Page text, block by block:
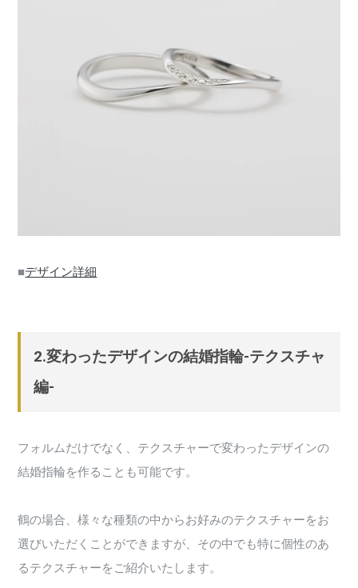
■デザイン詳細
2.変わったデザインの結婚指輪-テクスチャ
編-
フォルムだけでなく、テクスチャーで変わったデザインの
結婚指輪を作ることも可能です。
鶴の場合、様々な種類の中からお好みのテクスチャーをお
選びいただくことができますが、その中でも特に個性のあ
るテクスチャーをご紹介いたします。